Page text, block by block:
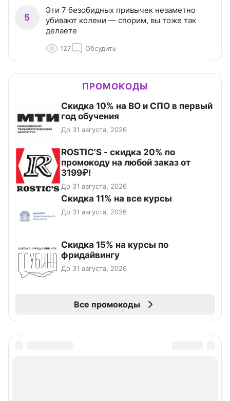
5
Эти 7 безобидных привычек незаметно
убивают колени — спорим, вы тоже так
делаете
127 Обсудить
ПРОМОКОДЫ
Скидка 10% на ВО и СПО в первый
год обучения
До 31 августа, 2026
ROSTIC'S - скидка 20% по
промокоду на любой заказ от
3199₽!
До 31 августа, 2026
Скидка 11% на все курсы
До 31 августа, 2026
Скидка 15% на курсы по
фридайвингу
До 31 августа, 2026
Все промокоды